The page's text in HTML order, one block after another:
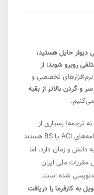
دیوار حایل هستید،
روبرو شوید: از
تخصصی و
گردن بالاتر از بقیه
می‌کنیم.
نه ترجمه! بسیاری از
فایل‌های خارجی یا بر اساس آیین‌نامه‌های ACI یا BS هستند
با مبحث ۷ و ۹ نیاز به دانش و زمان دارد. اما
مقررات ملی ایران
به کارفرما را دریافت